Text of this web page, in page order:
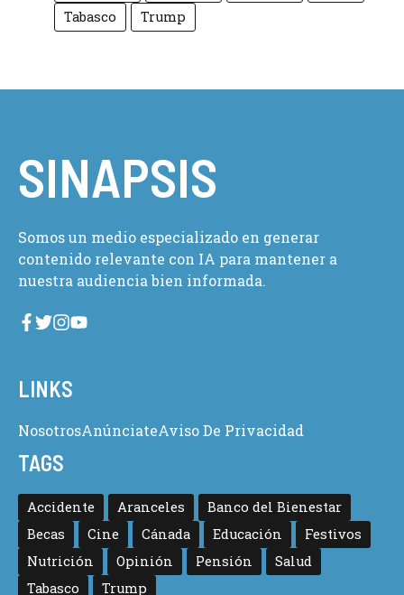
Tabasco
Trump
SINAPSIS
Somos un medio especializado en generar
contenido relevante con IA para mantener a
nuestra audiencia bien informada.
LINKS
NosotrosAnúnciateAviso De Privacidad
TAGS
Accidente Aranceles
Banco del Bienestar
Becas
Cine Cánada Educación
Festivos
Nutrición
Opinión Pensión
Salud
Tabasco
Trump